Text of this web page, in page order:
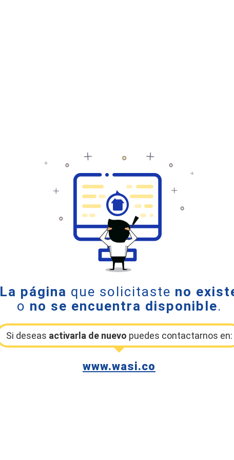
La página que solicitaste no
o no se encuentra disponible.
Si deseas activarla de nuevo puedes contactarnos en:
www.wasi.co